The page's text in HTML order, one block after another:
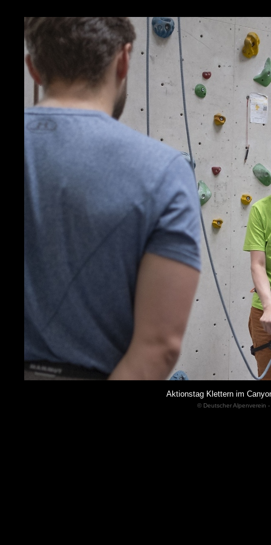
Aktionstag Klettern im
© Deutscher Alpenverein